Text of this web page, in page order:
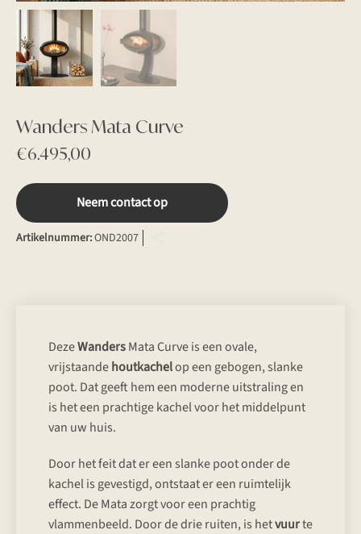
Wanders Mata Curve
€6.495,00
Neem contact op
Artikelnummer:OND2007
DezeWandersMata Curve is een ovale,
vrijstaandehoutkachelop een gebogen, slanke
poot. Dat geeft hem een moderne uitstraling en
is het een prachtige kachel voor het middelpunt
van uw huis.
Door het feit dat er een slanke poot onder de
kachel is gevestigd, ontstaat er een ruimtelijk
effect. De Mata zorgt voor een prachtig
vlammenbeeld. Door de drie ruiten, is hetvuurte